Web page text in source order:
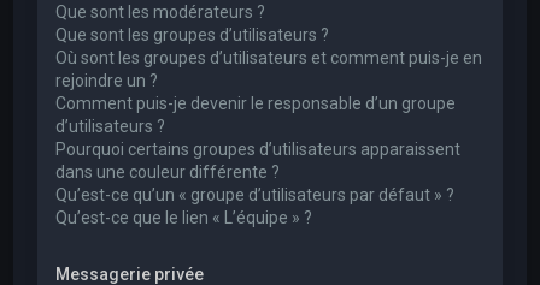
Que sont les modérateurs ?
Que sont les groupes d’utilisateurs ?
Où sont les groupes d’utilisateurs et comment puis-je en
rejoindre un ?
Comment puis-je devenir le responsable d’un groupe
d’utilisateurs ?
Pourquoi certains groupes d’utilisateurs apparaissent
dans une couleur différente ?
Qu’est-ce qu’un « groupe d’utilisateurs par défaut » ?
Qu’est-ce que le lien « L’équipe » ?
Messagerie privée